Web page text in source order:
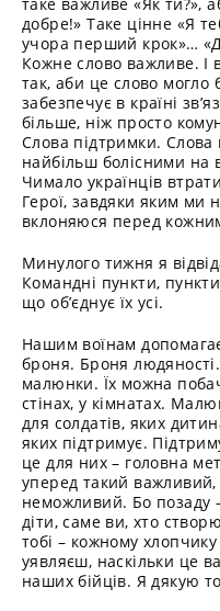
добре!» Таке цінне «Я
учора перший крок»…
Кожне слово важливе. І
так, аби це слово могло
забезпечує в країні
більше, ніж просто
Слова підтримки. Слова
найбільш болісними на
Чимало українців
Герої, завдяки яким ми
вклоняюся перед
Минулого тижня я
Командні пункти,
що об’єднує їх усі.
Нашим воїнам
броня. Броня
малюнки. Їх можна
стінах, у кімнатах.
для солдатів, яких
яких підтримує.
це для них – головна
уперед такий
неможливий. Бо позаду
діти, саме ви, хто
тобі – кожному
уявляєш, наскільки це
наших бійців. Я дякую